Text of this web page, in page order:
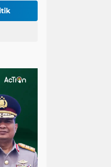
Jaga Stabilitas Wilayah, Koramil Montasik Intensifkan Patroli Keamanan di Desa Binaan